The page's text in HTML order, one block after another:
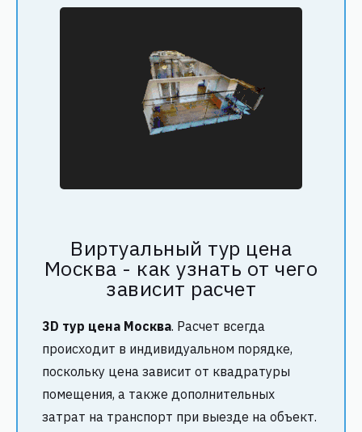
Виртуальный тур цена
Москва - как узнать от чего
зависит расчет
3D тур цена Москва. Расчет всегда
происходит в индивидуальном порядке,
поскольку цена зависит от квадратуры
помещения, а также дополнительных
затрат на транспорт при выезде на объект.